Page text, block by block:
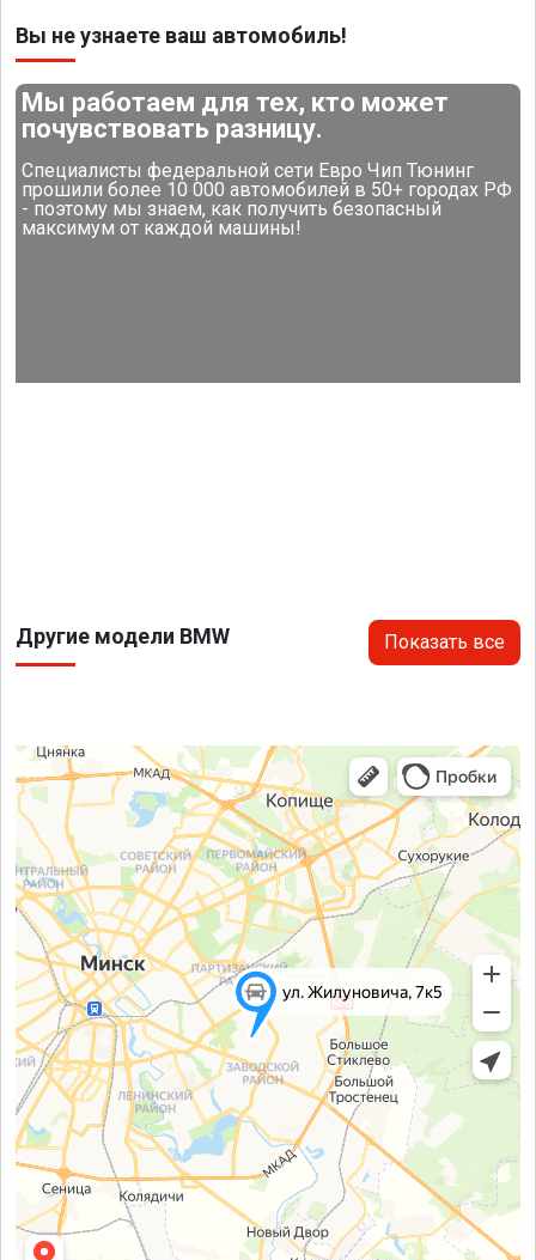
Вы не узнаете ваш автомобиль!
Мы работаем для тех, кто может
почувствовать разницу.
Специалисты федеральной сети Евро Чип Тюнинг
прошили более 10 000 автомобилей в 50+ городах РФ
- поэтому мы знаем, как получить безопасный
максимум от каждой машины!
Другие модели BMW Показать все